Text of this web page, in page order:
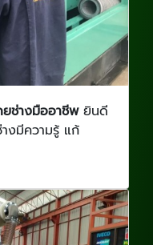
ยช่างมืออาชีพ ยินดี
งมีความรู้ แก้